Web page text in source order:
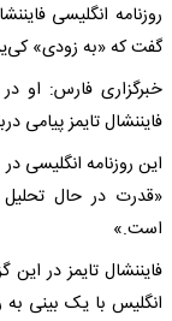
روزنامه انگلیسی
گفت که «به زودی»
خبرگزاری فارس: او
فایننشال تایمز پیامی
این روزنامه انگلیسی
«قدرت در حال
است.»
فایننشال تایمز در
انگلیس با یک بینی به